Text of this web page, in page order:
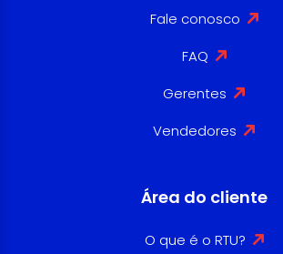
Fale conosco
FAQ
Gerentes
Vendedores
Área do cliente
O que é o RTU?